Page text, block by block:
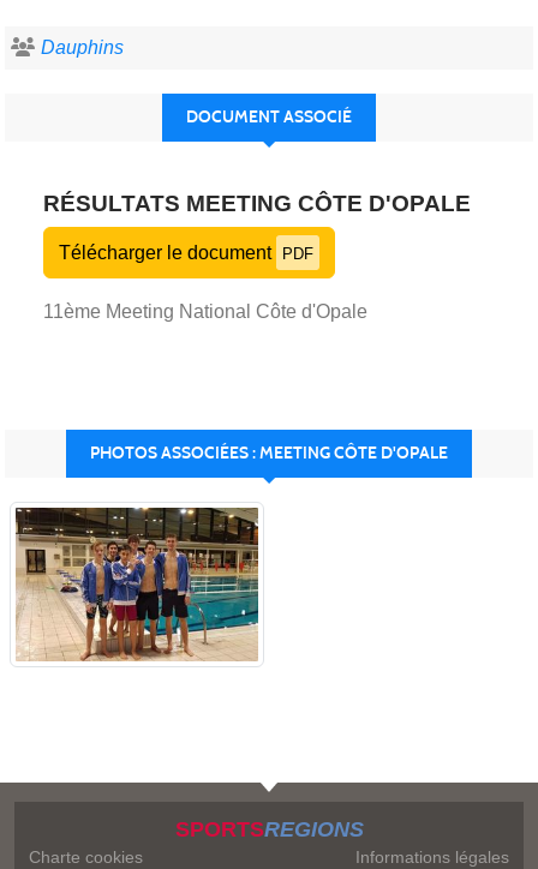
Dauphins
DOCUMENT ASSOCIÉ
RÉSULTATS MEETING CÔTE D'OPALE
Télécharger le document PDF
11ème Meeting National Côte d'Opale
PHOTOS ASSOCIÉES : MEETING CÔTE D'OPALE
SPORTSREGIONS
Charte cookies Informations légales